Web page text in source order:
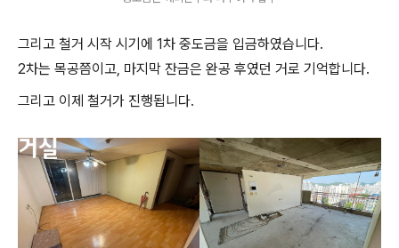
그리고 철거 시작 시기에 1차 중도금을 입금하였습니다.
2차는 목공쯤이고, 마지막 잔금은 완공 후였던 거로 기억합니다.
그리고 이제 철거가 진행됩니다.